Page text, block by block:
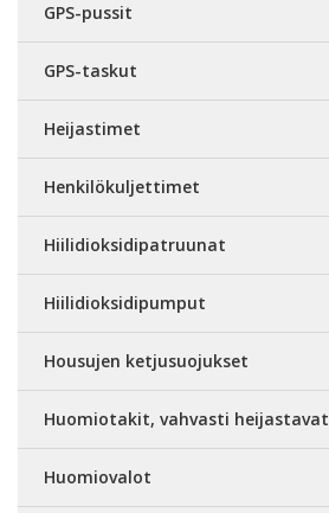
GPS-pussit
GPS-taskut
Heijastimet
Henkilökuljettimet
Hiilidioksidipatruunat
Hiilidioksidipumput
Housujen ketjusuojukset
Huomiotakit, vahvasti heijastavat
Huomiovalot